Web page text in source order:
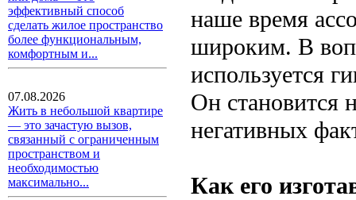
эффективный способ
сделать жилое пространство
более функциональным,
комфортным и...
07.08.2026
Жить в небольшой квартире
— это зачастую вызов,
связанный с ограниченным
пространством и
необходимостью
максимально...
наше время
широким. В
используется
Он становится
негативных
Как его